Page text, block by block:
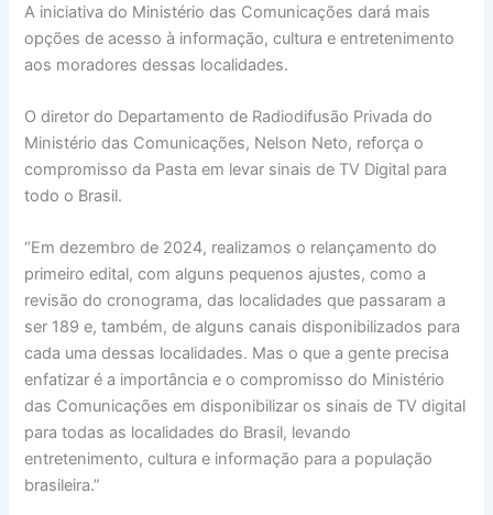
A iniciativa do Ministério das Comunicações dará mais
opções de acesso à informação, cultura e entretenimento
aos moradores dessas localidades.
O diretor do Departamento de Radiodifusão Privada do
Ministério das Comunicações, Nelson Neto, reforça o
compromisso da Pasta em levar sinais de TV Digital para
todo o Brasil.
“Em dezembro de 2024, realizamos o relançamento do
primeiro edital, com alguns pequenos ajustes, como a
revisão do cronograma, das localidades que passaram a
ser 189 e, também, de alguns canais disponibilizados para
cada uma dessas localidades. Mas o que a gente precisa
enfatizar é a importância e o compromisso do Ministério
das Comunicações em disponibilizar os sinais de TV digital
para todas as localidades do Brasil, levando
entretenimento, cultura e informação para a população
brasileira.”